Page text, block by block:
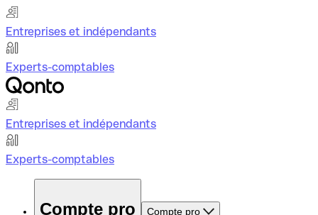
Entreprises et indépendants
Experts-comptables
Entreprises et indépendants
Experts-comptables
Compte pro Compte pro